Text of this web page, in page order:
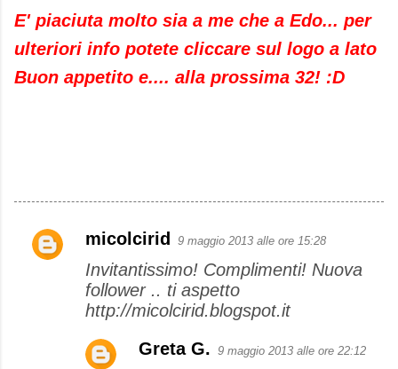
E' piaciuta molto sia a me che a Edo... per
ulteriori info potete cliccare sul logo a lato
Buon appetito e.... alla prossima 32! :D
C
micolcirid 9 maggio 2013 alle ore 15:28
Invitantissimo! Complimenti! Nuova
follower .. ti aspetto
http://micolcirid.blogspot.it
Greta G. 9 maggio 2013 alle ore 22:12